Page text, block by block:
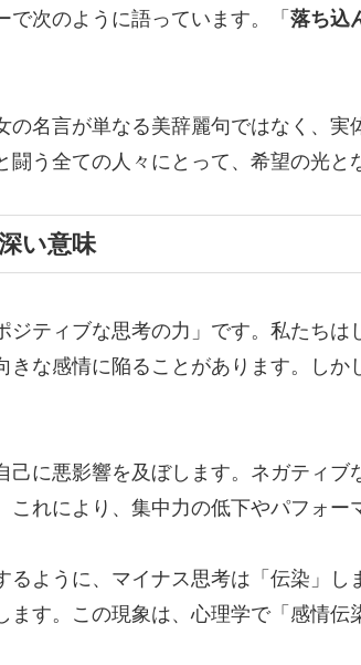
で次のように語っています。「 落ち込
の名言が単なる美辞麗句ではなく、
う全ての人々にとって、希望の光と
い意味
ジティブな思考の力」です。私たち
きな感情に陥ることがあります。しか
己に悪影響を及ぼします。ネガティ
これにより、集中力の低下やパフォー
るように、マイナス思考は「伝染」
ます。この現象は、心理学で「感情伝